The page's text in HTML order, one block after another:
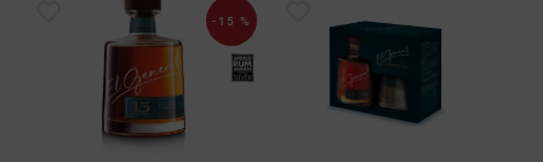
-15 %